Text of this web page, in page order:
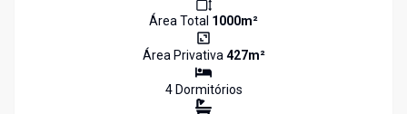
Área Total 1000m²
Área Privativa427m²
4Dormitórios